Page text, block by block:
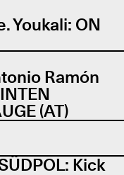
Youkali: ON
Ramón
(AT)
Kick